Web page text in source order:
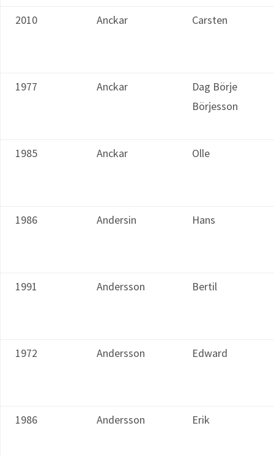
2010 Anckar Carsten
1977 Anckar
Dag Börje
Börjesson
1985 Anckar Olle
1986 Andersin Hans
1991 Andersson Bertil
1972 Andersson Edward
1986 Andersson Erik